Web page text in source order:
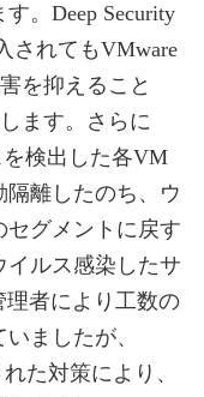
。Deep Security
されてもVMware
を抑えること
ます。さらに
検出した各VM
離したのち、ウ
セグメントに戻す
イルス感染したサ
者により工数の
ましたが、
た対策により、